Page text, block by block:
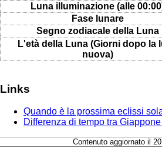
Luna illuminazione (alle
Fase lunare
Segno zodiacale della Luna
L'età della Luna (Giorni dopo la
nuova)
Links
Quando è la prossima eclissi
Differenza di tempo tra
Contenuto aggiornato il